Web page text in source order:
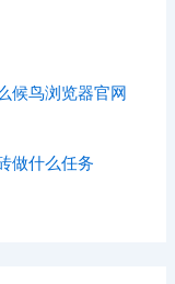
候鸟浏览器官网
做什么任务